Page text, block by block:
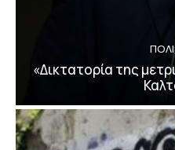
«Δικτατορία της